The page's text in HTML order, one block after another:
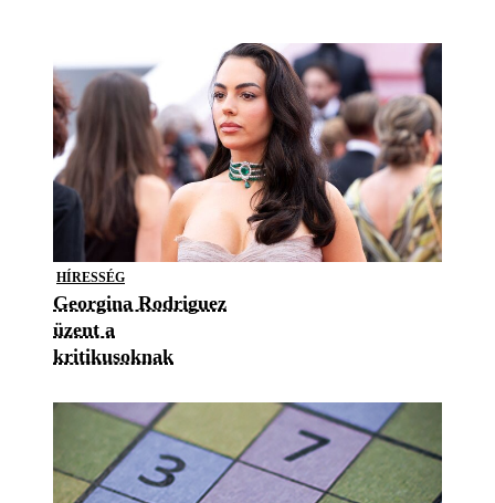
HÍRESSÉG
Georgina Rodriguez
üzent a
kritikusoknak